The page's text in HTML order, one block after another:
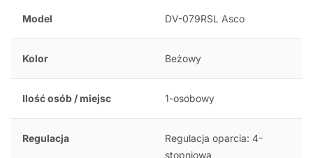
Model DV-079RSL Asco
Kolor Beżowy
Ilość osób / miejsc 1-osobowy
Regulacja
Regulacja oparcia: 4-
stopniowa